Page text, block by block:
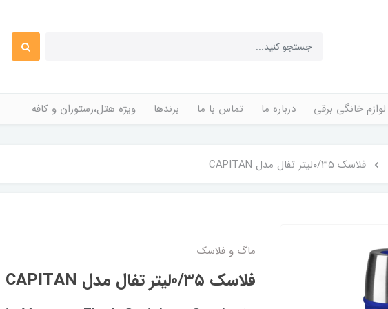
لوازم خانگی برقی درباره ما تماس با ما برندها ویژه هتل،رستوران و کافه
فلاسک ۰/۳۵لیتر تفال مدل CAPITAN
ماگ و فلاسک
فلاسک ۰/۳۵لیتر تفال مدل CAPITAN